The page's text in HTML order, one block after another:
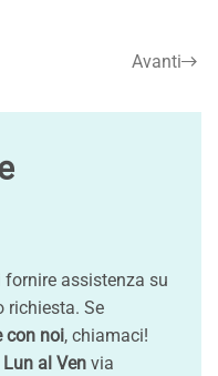
Avanti
fornire assistenza su
richiesta. Se
con noi, chiamaci!
al Ven via